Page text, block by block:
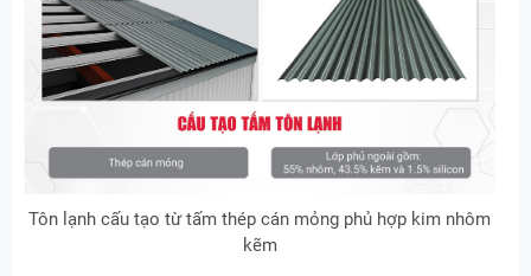
Tôn lạnh cấu tạo từ tấm thép cán mỏng phủ hợp kim nhôm
kẽm